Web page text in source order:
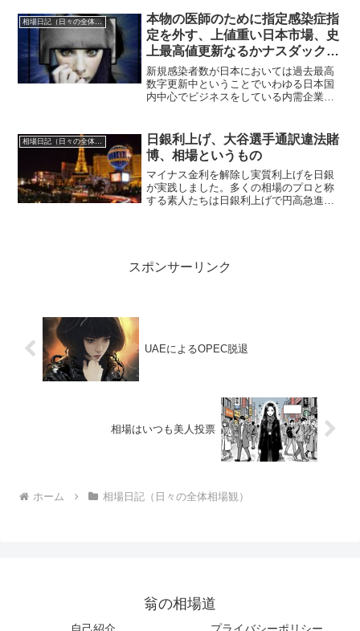
て一定の可能性はあるかもし...
相場日記（日々の全体相場観）
本物の医師のために指定感染症指
定を外す、上値重い日本市場、史
上最高値更新なるかナスダック市
場、思考と実践の乖離
新規感染者数が日本においては過去最高
数字更新中ということでいわゆる日本国
内中心でビジネスをしている内需企業の
な重しとなっているのは指定感染症指定
をしているということです...
日銀利上げ、大谷選手通訳違法賭
博、相場というもの
マイナス金利を解除し実質利上げを日銀
が実践しました。多くの相場のプロと称
する素人たちは日銀利上げで円高急進と
スポンサーリンク
UAEによるOPEC脱退
相場はいつも美人投票
ホーム 相場日記（日々の全体相場観）
翁の相場道